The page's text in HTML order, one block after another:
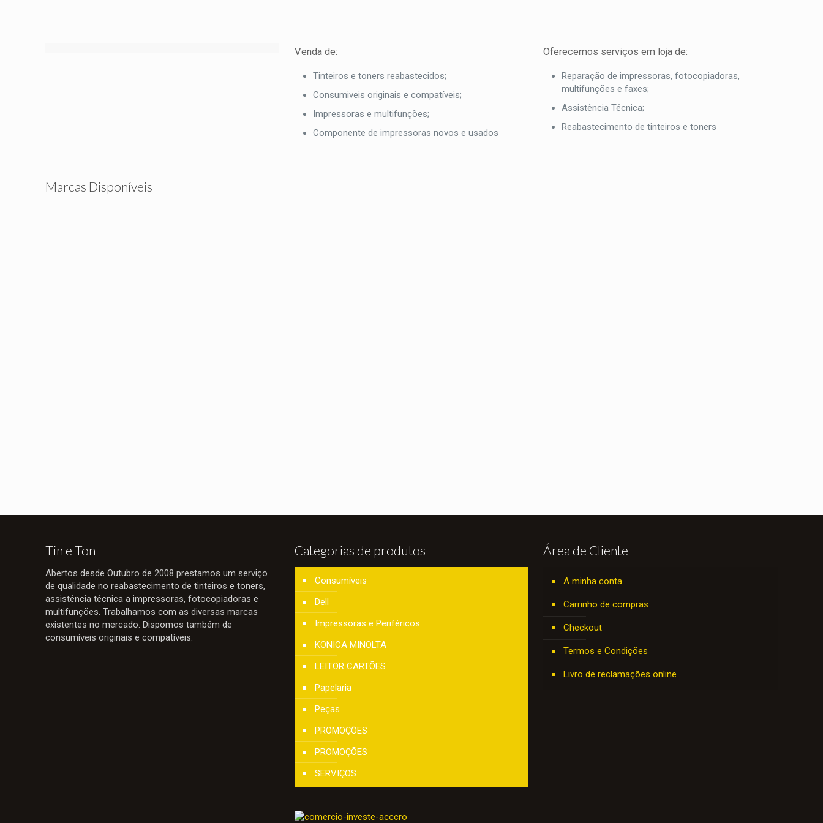
Venda de:
Tinteiros e toners reabastecidos;
Consumiveis originais e compatíveis;
Impressoras e multifunções;
Componente de impressoras novos e usados
Oferecemos serviços em loja de:
Reparação de impressoras, fotocopiadoras,
multifunções e faxes;
Assistência Técnica;
Reabastecimento de tinteiros e toners
Marcas Disponíveis
Tin e Ton
Abertos desde Outubro de 2008 prestamos um serviço
de qualidade no reabastecimento de tinteiros e toners,
assistência técnica a impressoras, fotocopiadoras e
multifunções. Trabalhamos com as diversas marcas
existentes no mercado. Dispomos também de
consumíveis originais e compatíveis.
Categorias de produtos
Consumíveis
Dell
Impressoras e Periféricos
KONICA MINOLTA
LEITOR CARTÕES
Papelaria
Peças
PROMOÇÕES
PROMOÇÕES
SERVIÇOS
Área de Cliente
A minha conta
Carrinho de compras
Checkout
Termos e Condições
Livro de reclamações online